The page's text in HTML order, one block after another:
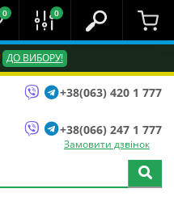
ДО ВИБОРУ!
0 0
+38(063) 420 1 777
+38(066) 247 1 777
Замовити дзвінок